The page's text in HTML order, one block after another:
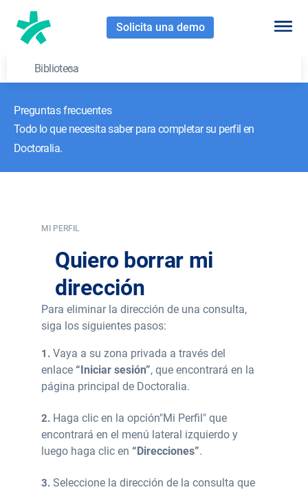
Solicita una demo
Biblioteca
Preguntas frecuentes
Todo lo que necesita saber para completar su perfil en
Doctoralia.
MI PERFIL
Quiero borrar mi
dirección
Para eliminar la dirección de una consulta,
siga los siguientes pasos:
1. Vaya a su zona privada a través del
enlace “Iniciar sesión”, que encontrará en la
página principal de Doctoralia.
2. Haga clic en la opción"Mi Perfil" que
encontrará en el menú lateral izquierdo y
luego haga clic en “Direcciones”.
3. Seleccione la dirección de la consulta que